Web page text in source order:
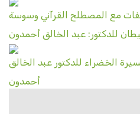
مع المصطلح القرآني وسوسة
للدكتور: عبد الخالق أحمدون
الخضراء للدكتور عبد الخالق
أحمدون